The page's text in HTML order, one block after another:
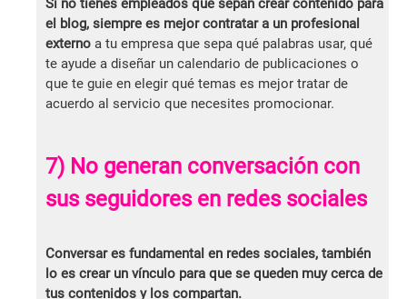
Si no tienes empleados que sepan crear contenido para
el blog, siempre es mejor contratar a un profesional
externo a tu empresa que sepa qué palabras usar, qué
te ayude a diseñar un calendario de publicaciones o
que te guie en elegir qué temas es mejor tratar de
acuerdo al servicio que necesites promocionar.
7) No generan conversación con
sus seguidores en redes sociales
Conversar es fundamental en redes sociales, también
lo es crear un vínculo para que se queden muy cerca de
tus contenidos y los compartan.